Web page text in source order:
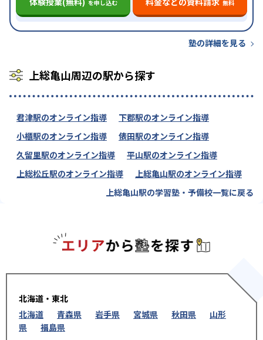
を申し込む 無料
塾の詳細を見る
上総亀山周辺の駅から探す
君津駅のオンライン指導
下郡駅のオンライン指導
小櫃駅のオンライン指導
俵田駅のオンライン指導
久留里駅のオンライン指導
平山駅のオンライン指導
上総松丘駅のオンライン指導
上総亀山駅のオンライン指導
上総亀山駅の学習塾・予備校一覧に戻る
北海道・東北
北海道
青森県 岩手県 宮城県 秋田県
山形
県
福島県